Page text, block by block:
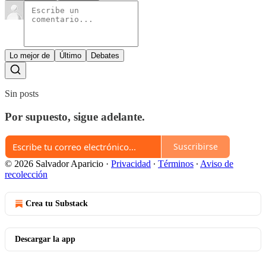
Lo mejor de Último Debates
Sin posts
Por supuesto, sigue adelante.
Suscribirse
© 2026 Salvador Aparicio · Privacidad ∙ Términos ∙ Aviso de
recolección
Crea tu Substack
Descargar la app